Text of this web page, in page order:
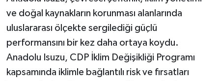
ve doğal kaynakların korunması alanlarında
uluslararası ölçekte sergilediği güçlü
performansını bir kez daha ortaya koydu.
Anadolu Isuzu, CDP İklim Değişikliği Programı
kapsamında iklimle bağlantılı risk ve fırsatları